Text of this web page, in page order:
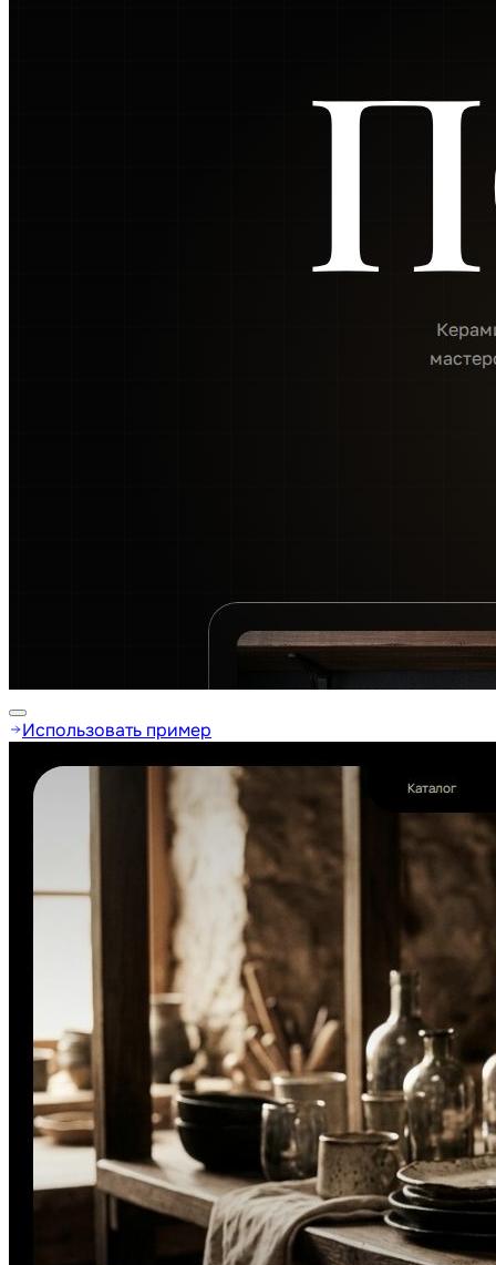
Использовать пример